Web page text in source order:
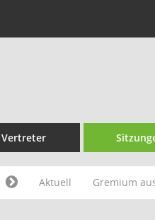
Vertreter
Aktuell Gremium